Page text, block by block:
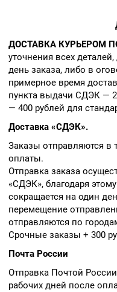
ДОСТАВКА КУРЬЕРОМ
уточнения всех
день заказа, либо в
примерное время
пункта выдачи СДЭК —
— 400 рублей для
Доставка «СДЭК».
Заказы отправляются в
оплаты.
Отправка заказа
«СДЭК», благодаря
сокращается на один
перемещение
отправляются по
Срочные заказы + 300
Почта России
Отправка Почтой
рабочих дней после